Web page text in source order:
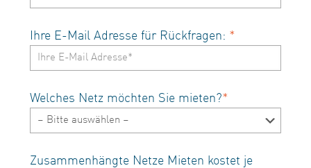
Ihre E-Mail Adresse für Rückfragen: *
Welches Netz möchten Sie mieten?*
Zusammenhängte Netze Mieten kostet je